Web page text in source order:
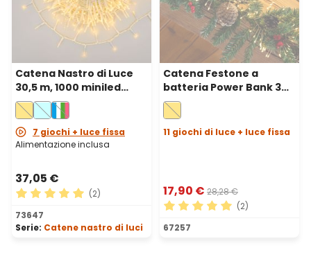
Catena Nastro di Luce
30,5 m, 1000 miniled
bianco caldo, cavo
bianco
7 giochi + luce fissa
Alimentazione inclusa
37,05 €
Valutazione media di 5 su 5 stelle
(2)
73647
Serie: Catene nastro di luci
Catena Festone a
batteria Power Bank 3
m, 300 microled bianco
caldo, cavo metal
argento
11 giochi di luce + luce fissa
17,90 € 28,28 €
Valutazione media di 5 su
(2)
67257